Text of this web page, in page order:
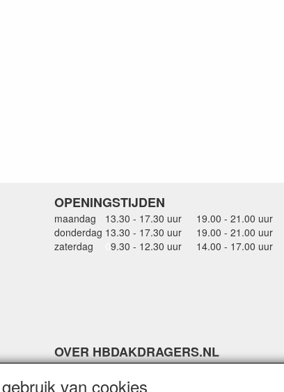
OPENINGSTIJDEN
maandag 13.30 - 17.30 uur
19.00 - 21.00 uur
donderdag 13.30 - 17.30 uur
19.00 - 21.00 uur
zaterdag
9.30 - 12.30 uur 14.00 - 17.00 uur
OVER HBDAKDRAGERS.NL
Thule dakkoffer specialist in Hardinxveld-Giessendam
van cookies